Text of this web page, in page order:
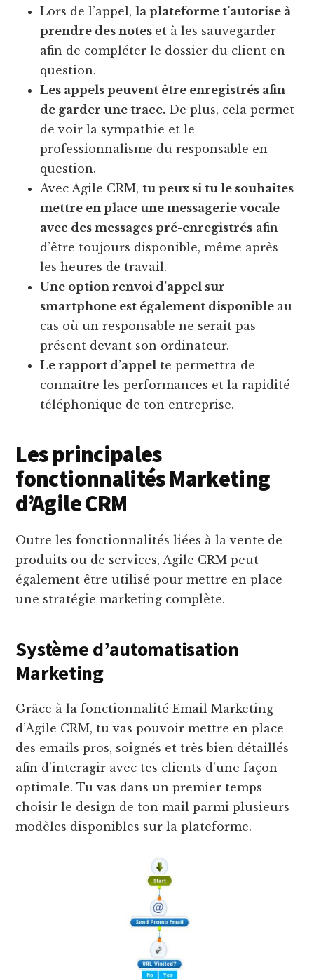
Lors de l’appel,la plateforme t’autorise à
prendre des notes et à les sauvegarder
afin de compléter le dossier du client en
question.
Les appels peuvent être enregistrés afin
de garder une trace. De plus, cela permet
de voir la sympathie et le
professionnalisme du responsable en
question.
Avec Agile CRM,tu peux si tu le souhaites
mettre en place une messagerie vocale
avec des messages pré-enregistrés afin
d’être toujours disponible, même après
les heures de travail.
Une option renvoi d’appel sur
smartphone est également disponible au
cas où un responsable ne serait pas
présent devant son ordinateur.
Le rapport d’appel te permettra de
connaître les performances et la rapidité
téléphonique de ton entreprise.
Les principales
fonctionnalités Marketing
d’Agile CRM
Outre les fonctionnalités liées à la vente de
produits ou de services, Agile CRM peut
également être utilisé pour mettre en place
une stratégie marketing complète.
Système d’automatisation
Marketing
Grâce à la fonctionnalité Email Marketing
d’Agile CRM, tu vas pouvoir mettre en place
des emails pros, soignés et très bien détaillés
afin d’interagir avec tes clients d’une façon
optimale. Tu vas dans un premier temps
choisir le design de ton mail parmi plusieurs
modèles disponibles sur la plateforme.